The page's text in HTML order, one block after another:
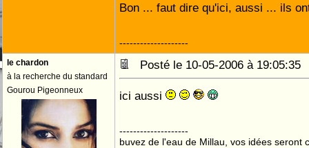
Bon ... faut dire qu'ici, aussi ... ils
--------------------
le chardon
à la recherche du standard
Gourou Pigeonneux
Posté le 10-05-2006 à
ici aussi
--------------------
buvez de l'eau de Millau, vos idées seront